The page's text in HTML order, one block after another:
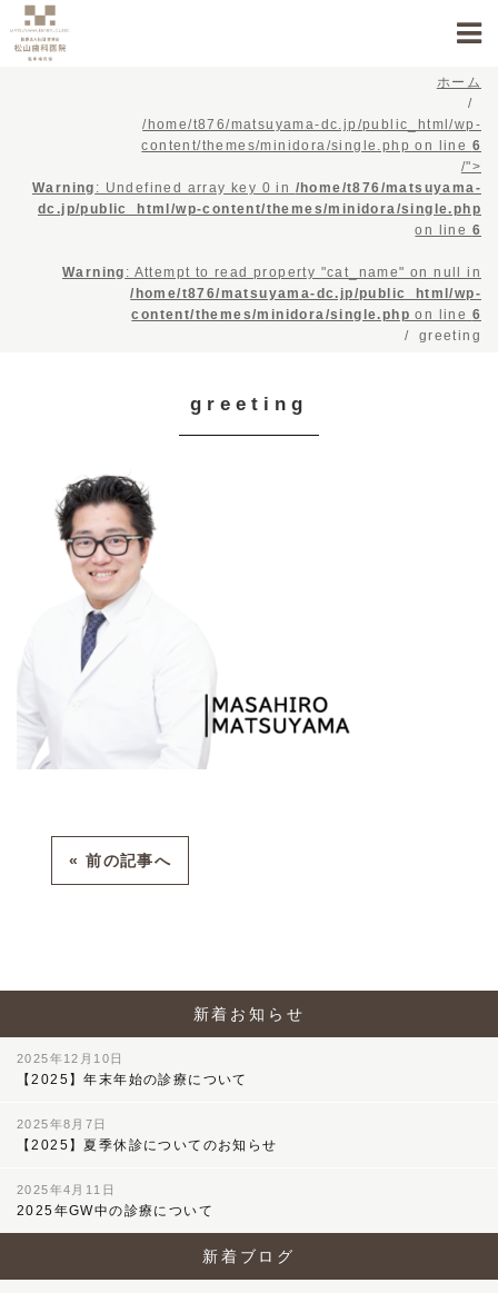
ホーム
/home/t876/matsuyama-dc.jp/public_html/wp-
content/themes/minidora/single.php on line 6
/">
Warning : Undefined array key 0 in /home/t876/matsuyama-
dc.jp/public_html/wp-content/themes/minidora/single.php
on line 6
Warning : Attempt to read property "cat_name" on null in
/home/t876/matsuyama-dc.jp/public_html/wp-
content/themes/minidora/single.php on line 6
greeting
greeting
« 前の記事へ
新着お知らせ
2025年12月10日
【2025】年末年始の診療について
2025年8月7日
【2025】夏季休診についてのお知らせ
2025年4月11日
2025年GW中の診療について
新着ブログ